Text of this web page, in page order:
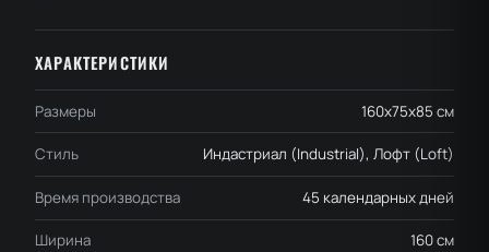
ХАРАКТЕРИСТИКИ
Размеры 160x75x85 см
Стиль Индастриал (Industrial), Лофт (Loft)
Время производства 45 календарных дней
Ширина 160 см